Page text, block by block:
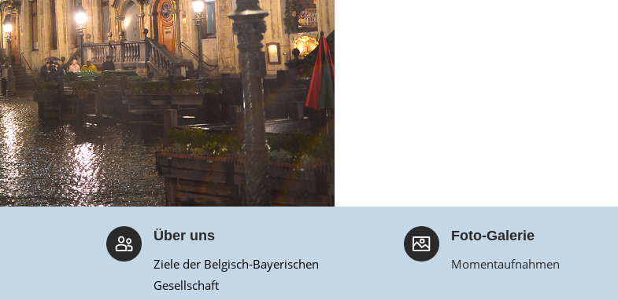
Über uns
Ziele der Belgisch-Bayerischen
Gesellschaft
Foto-Galerie
Momentaufnahmen